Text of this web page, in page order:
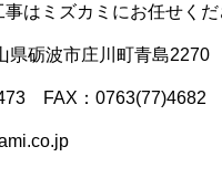
事はミズカミにお任せくだ
砺波市庄川町青島2270
FAX：0763(77)4682